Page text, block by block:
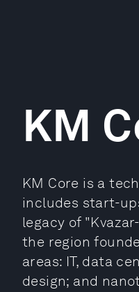
KM
KM Core is a
includes start-
legacy of
the region
areas: IT, data
design; and